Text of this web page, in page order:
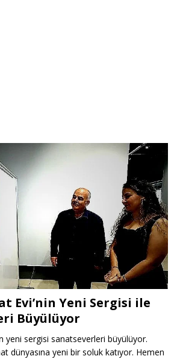
Evi’nin Yeni Sergisi ile
Büyülüyor
yeni sergisi sanatseverleri büyülüyor.
dünyasına yeni bir soluk katıyor. Hemen